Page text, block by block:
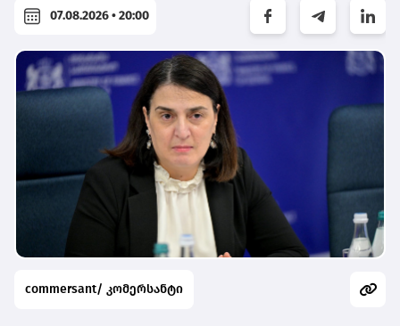
07.08.2026 • 20:00
commersant/ კომერსანტი